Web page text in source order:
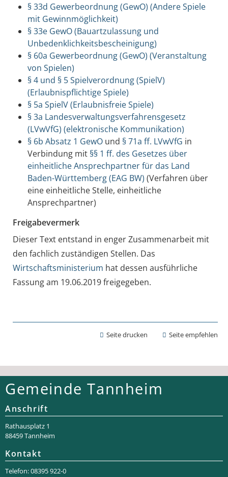
§ 33d Gewerbeordnung (GewO) (Andere Spiele
mit Gewinnmöglichkeit)
§ 33e GewO (Bauartzulassung und
Unbedenklichkeitsbescheinigung)
§ 60a Gewerbeordnung (GewO) (Veranstaltung
von Spielen)
§ 4 und § 5 Spielverordnung (SpielV)
(Erlaubnispflichtige Spiele)
§ 5a SpielV (Erlaubnisfreie Spiele)
§ 3a Landesverwaltungsverfahrensgesetz
(LVwVfG) (elektronische Kommunikation)
§ 6b Absatz 1 GewOund § 71a ff. LVwVfG in
Verbindung mit §§ 1 ff. des Gesetzes über
einheitliche Ansprechpartner für das Land
Baden-Württemberg (EAG BW) (Verfahren über
eine einheitliche Stelle, einheitliche
Ansprechpartner)
Freigabevermerk
Dieser Text entstand in enger Zusammenarbeit mit
den fachlich zuständigen Stellen. Das
Wirtschaftsministerium hat dessen ausführliche
Fassung am 19.06.2019 freigegeben.
Seite drucken Seite empfehlen
Gemeinde Tannheim
Anschrift
Rathaus­platz 1
88459 Tannheim
Kontakt
Telefon: 08395 922-0